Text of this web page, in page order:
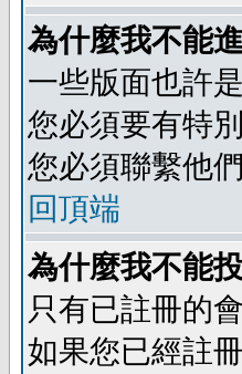
為什麼我不能
一些版面也許
您必須要有特
您必須聯繫他
回頂端
為什麼我不能
只有已註冊的
如果您已經註